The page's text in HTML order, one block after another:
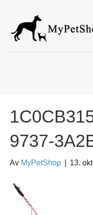
9737-
Av MyPetShop 13.